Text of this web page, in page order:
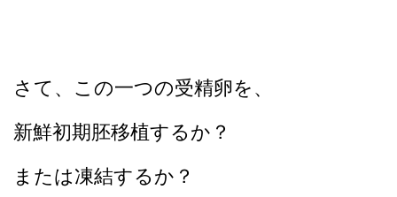
さて、この一つの受精卵を、
新鮮初期胚移植するか？
または凍結するか？